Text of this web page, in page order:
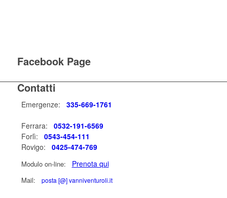
Facebook Page
Contatti
Emergenze: 335-669-1761
Ferrara: 0532-191-6569
Forlì: 0543-454-111
Rovigo: 0425-474-769
Modulo on-line: Prenota qui
Mail: posta [@] vanniventuroli.it